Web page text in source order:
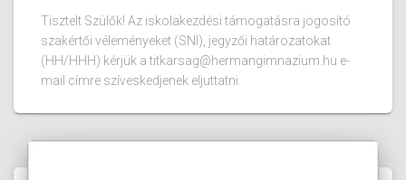
Tisztelt Szülők! Az iskolakezdési támogatásra jogosító
szakértői véleményeket (SNI), jegyzői határozatokat
(HH/HHH) kérjük a titkarsag@hermangimnazium.hu e-
mail címre szíveskedjenek eljuttatni.